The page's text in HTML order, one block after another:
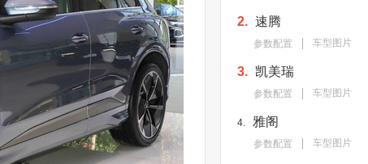
2. 速腾
参数配置 车型图片
3. 凯美瑞
参数配置 车型图片
4. 雅阁
参数配置 车型图片